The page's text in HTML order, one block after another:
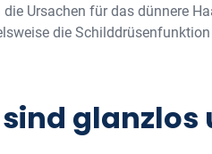
Ursachen für das dünnere
die
sind